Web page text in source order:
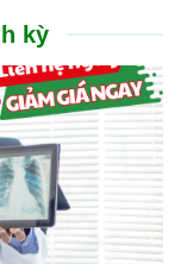
kỳ